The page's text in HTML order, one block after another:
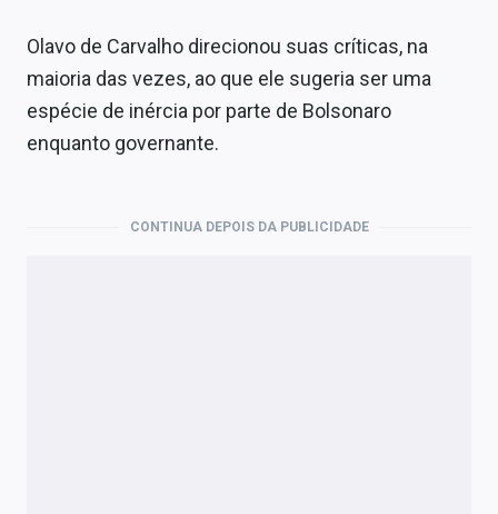
Olavo de Carvalho direcionou suas críticas, na
maioria das vezes, ao que ele sugeria ser uma
espécie de inércia por parte de Bolsonaro
enquanto governante.
CONTINUA DEPOIS DA PUBLICIDADE